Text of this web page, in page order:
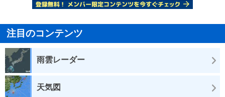
注目のコンテンツ
雨雲レーダー
天気図